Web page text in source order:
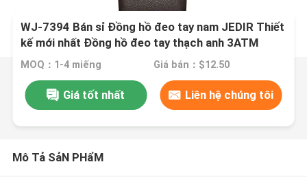
WJ-7394 Bán sỉ Đồng hồ đeo tay nam JEDIR Thiết
kế mới nhất Đồng hồ đeo tay thạch anh 3ATM
Auto Date Day Leather Leather Clock
MOQ：1-4 miếng Giá bán：$12.50
Giá tốt nhất Liên hệ chúng tôi
Mô Tả SảN PHẩM